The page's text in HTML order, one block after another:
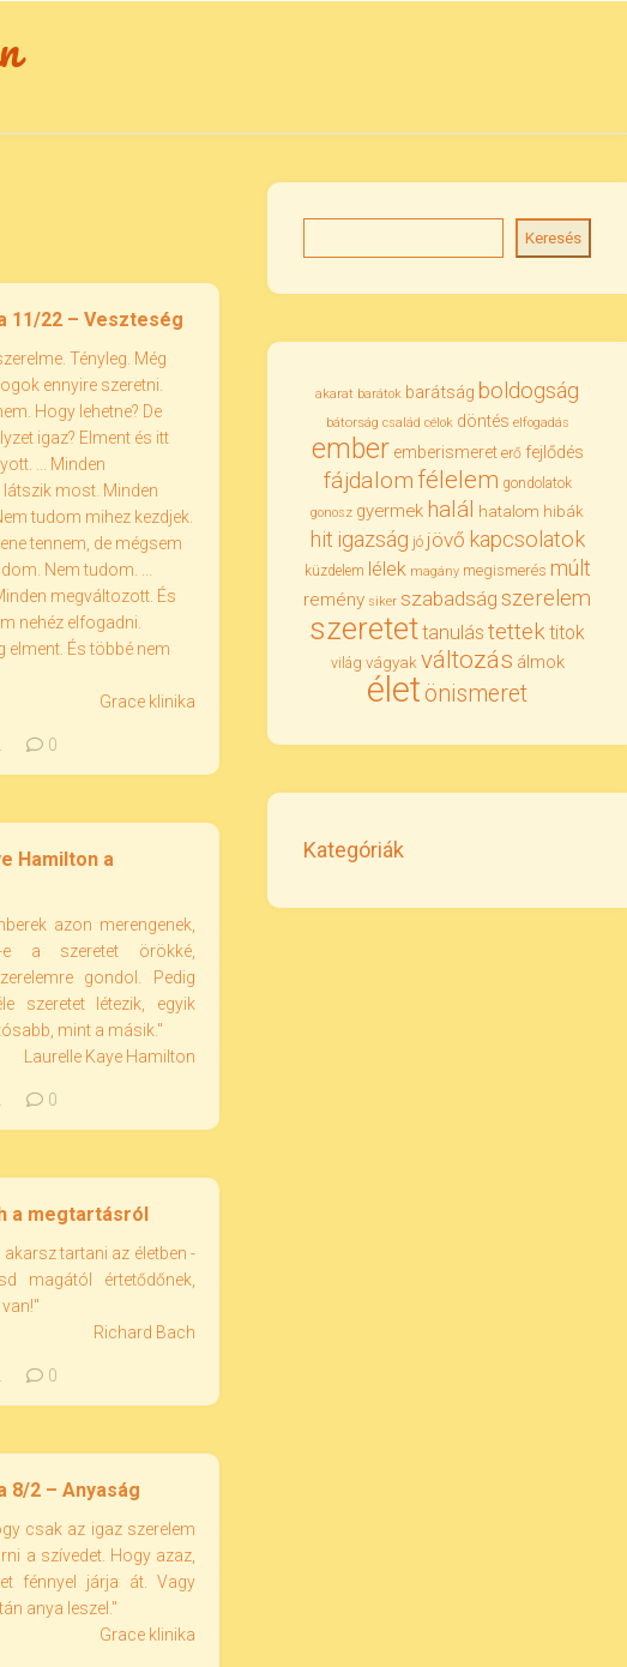
11/22 – Veszteség
Tényleg. Még
ennyire szeretni.
Hogy lehetne? De
igaz? Elment és itt
... Minden
most. Minden
tudom mihez kezdjek.
tennem, de mégsem
Nem tudom. ...
megváltozott. És
nehéz elfogadni.
elment. És többé nem
Grace klinika
0
Hamilton a
azon merengenek,
e a szeretet örökké,
gondol. Pedig
szeretet létezik, egyik
mint a másik."
Laurelle Kaye Hamilton
0
a megtartásról
tartani az életben -
magától értetődőnek,
Richard Bach
0
8/2 – Anyaság
csak az igaz szerelem
a szívedet. Hogy azaz,
fénnyel járja át. Vagy
anya leszel."
Grace klinika
Keresés
akarat barátok barátság boldogság
bátorság család célok döntés elfogadás
ember emberismeret erő fejlődés
fájdalom félelem gondolatok
gonosz gyermek halál hatalom hibák
hit igazság jó jövő kapcsolatok
küzdelem lélek magány megismerés múlt
remény siker szabadság szerelem
szeretettanulás tettektitok
világ vágyak változás álmok
életönismeret
Kategóriák